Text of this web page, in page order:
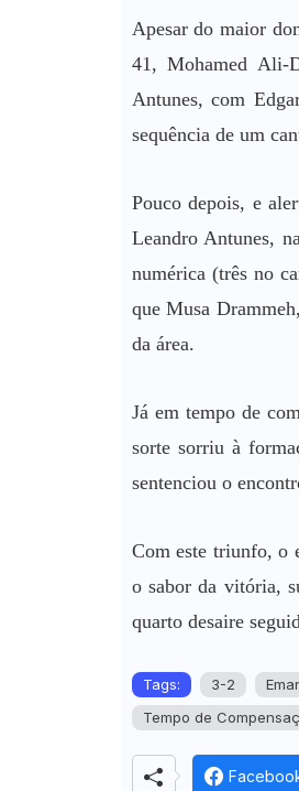
Apesar do maior
41, Mohamed Ali-
Antunes, com
sequência de um
Pouco depois, e
Leandro Antunes,
numérica (três no
que Musa
da área.
Já em tempo de
sorte sorriu à
sentenciou o
Com este triunfo, o
o sabor da vitória,
quarto desaire
Tags: 3-2
Tempo de